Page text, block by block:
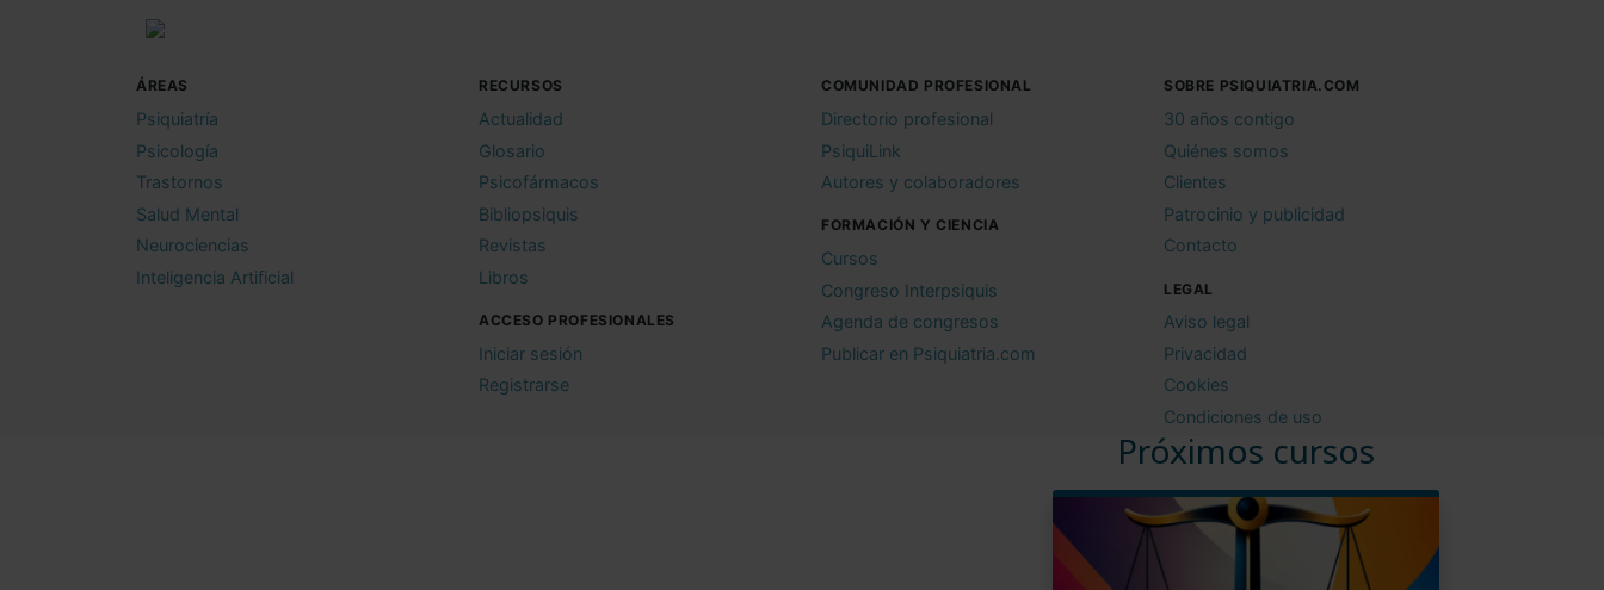
Próximos cursos
ÁREAS
Psiquiatría
Psicología
Trastornos
Salud Mental
Neurociencias
Inteligencia Artificial
RECURSOS
Actualidad
Glosario
Psicofármacos
Bibliopsiquis
Revistas
Libros
ACCESO PROFESIONALES
Iniciar sesión
Registrarse
COMUNIDAD PROFESIONAL
Directorio profesional
PsiquiLink
Autores y colaboradores
FORMACIÓN Y CIENCIA
Cursos
Congreso Interpsiquis
Agenda de congresos
Publicar en Psiquiatria.com
SOBRE PSIQUIATRIA.COM
30 años contigo
Quiénes somos
Clientes
Patrocinio y publicidad
Contacto
LEGAL
Aviso legal
Privacidad
Cookies
Condiciones de uso